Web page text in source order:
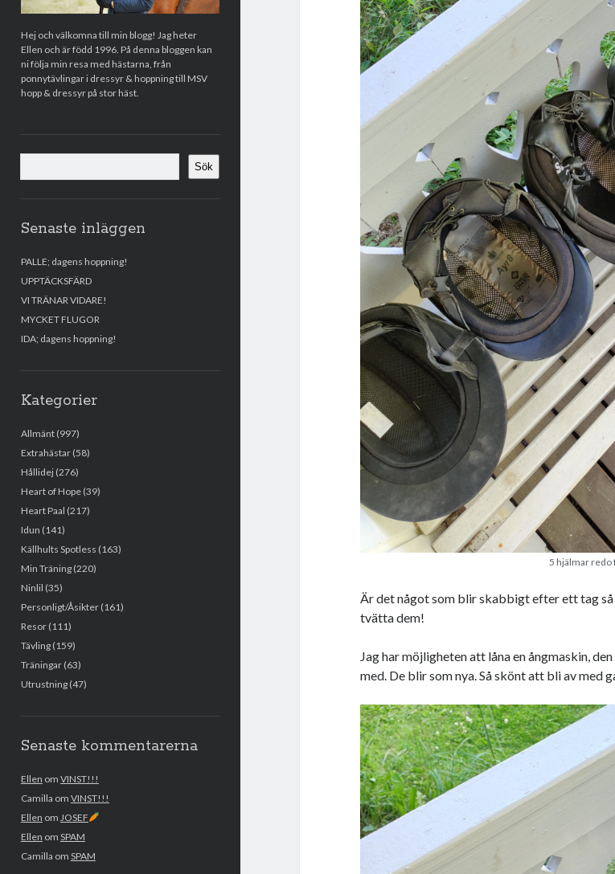
Hej och välkomna till min blogg! Jag heter
Ellen och är född 1996. På denna bloggen kan
ni följa min resa med hästarna, från
ponnytävlingar i dressyr & hoppning till MSV
hopp & dressyr på stor häst.
Sök
Senaste inläggen
PALLE; dagens hoppning!
UPPTÄCKSFÄRD
VI TRÄNAR VIDARE!
MYCKET FLUGOR
IDA; dagens hoppning!
Kategorier
Allmänt(997)
Extrahästar(58)
Hållidej(276)
Heart of Hope(39)
Heart Paal (217)
Idun (141)
Källhults Spotless (163)
Min Träning(220)
Ninlil (35)
Personligt/Åsikter(161)
Resor(111)
Tävling(159)
Träningar(63)
Utrustning(47)
Senaste kommentarerna
Ellen om VINST!!!
Camilla om VINST!!!
Ellen om JOSEF
Ellen om SPAM
Camilla om SPAM
5 hjälmar redo
Är det något som blir skabbigt efter ett tag
tvätta dem!
Jag har möjligheten att låna en ångmaskin,
med. De blir som nya. Så skönt att bli av med